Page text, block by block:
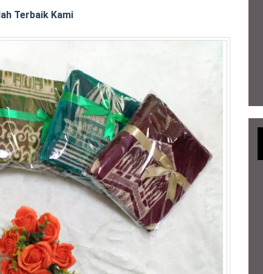
Terbaik Kami